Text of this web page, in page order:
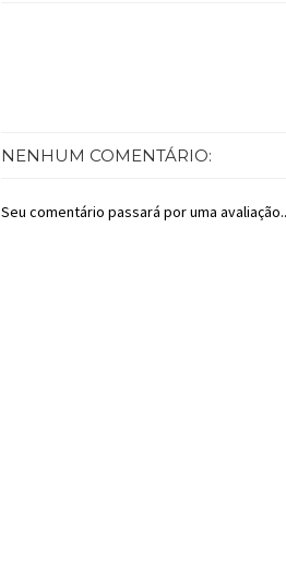
NENHUM COMENTÁRIO:
Seu comentário passará por uma